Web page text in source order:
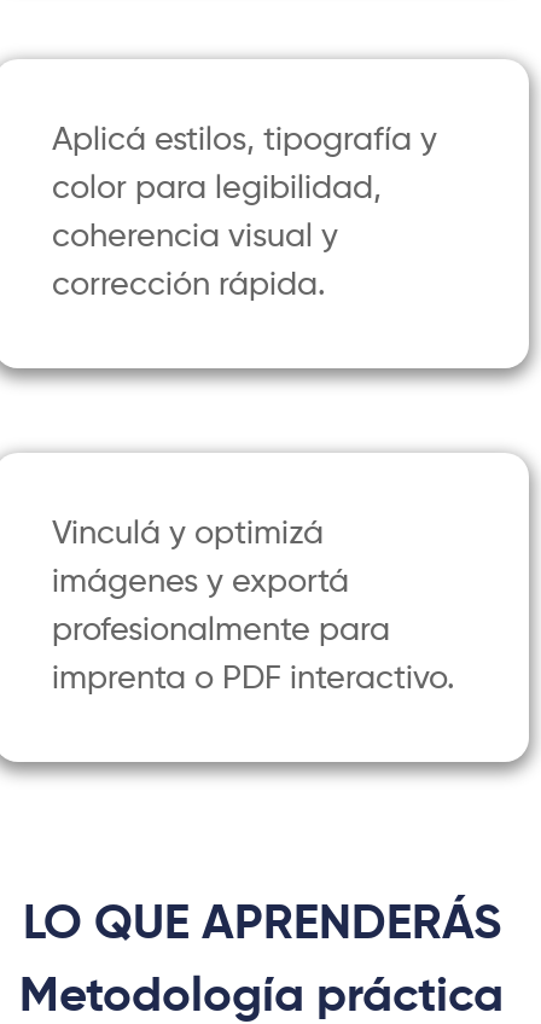
Aplicá estilos, tipografía y
color para legibilidad,
coherencia visual y
corrección rápida.
Vinculá y optimizá
imágenes y exportá
profesionalmente para
imprenta o PDF interactivo.
LO QUE APRENDERÁS
Metodología práctica